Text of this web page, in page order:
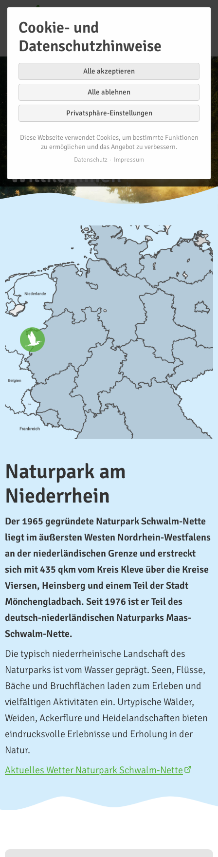
Willkommen
Naturpark am
Niederrhein
Der 1965 gegründete Naturpark Schwalm-Nette
liegt im äußersten Westen Nordrhein-Westfalens
an der niederländischen Grenze und erstreckt
sich mit 435 qkm vom Kreis Kleve über die Kreise
Viersen, Heinsberg und einem Teil der Stadt
Mönchengladbach. Seit 1976 ist er Teil des
deutsch-niederländischen Naturparks Maas-
Schwalm-Nette.
Die typisch niederrheinische Landschaft des
Naturparks ist vom Wasser geprägt. Seen, Flüsse,
Bäche und Bruchflächen laden zum Erleben und
vielfältigen Aktivitäten ein. Urtypische Wälder,
Weiden, Ackerflure und Heidelandschaften bieten
eindrucksvolle Erlebnisse und Erholung in der
Natur.
Aktuelles Wetter Naturpark Schwalm-Nette
Cookie- und
Datenschutzhinweise
Alle akzeptieren
Alle ablehnen
Privatsphäre-Einstellungen
Diese Webseite verwendet Cookies, um bestimmte Funktionen
zu ermöglichen und das Angebot zu verbessern.
Datenschutz Impressum